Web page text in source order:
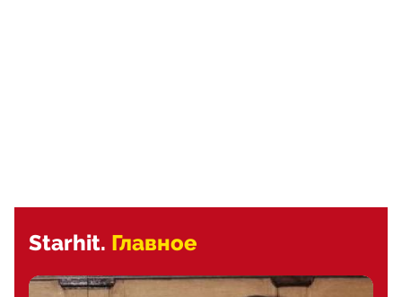
Starhit. Главное